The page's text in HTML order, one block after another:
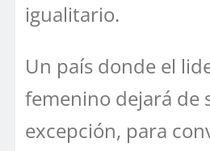
igualitario.
Un país donde el
femenino dejará de
excepción, para